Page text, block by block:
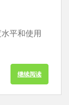
平和使用
继续阅读